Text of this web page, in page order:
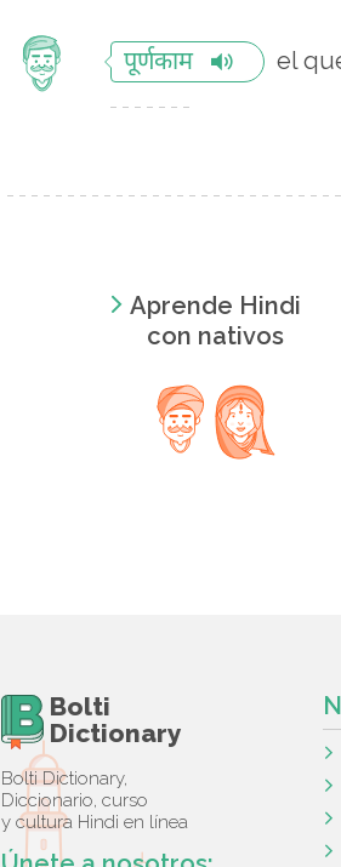
पूर्णकाम el
Aprende Hindi
con nativos
Bolti
Dictionary
Bolti Dictionary,
Diccionario, curso
y cultura Hindi en línea